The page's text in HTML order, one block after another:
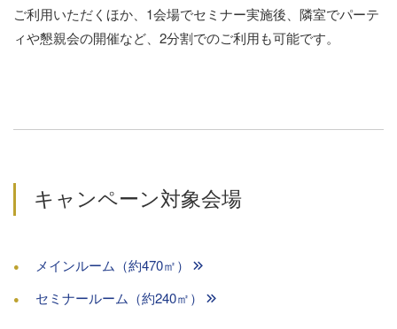
ご利用いただくほか、1会場でセミナー実施後、隣室でパーテ
ィや懇親会の開催など、2分割でのご利用も可能です。
キャンペーン対象会場
メインルーム（約470㎡）
セミナールーム（約240㎡）